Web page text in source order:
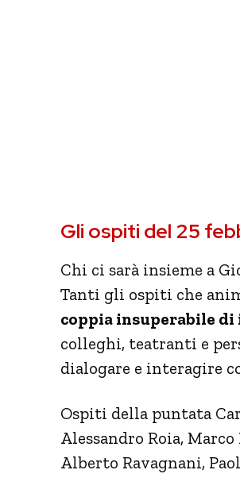
Gli ospiti del 25
Chi ci sarà insieme a
Tanti gli ospiti che
coppia insuperabile
colleghi, teatranti e
dialogare e interagire
Ospiti della puntata
Alessandro Roia,
Alberto Ravagnani,